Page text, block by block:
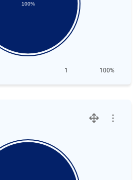
100%
1 100%